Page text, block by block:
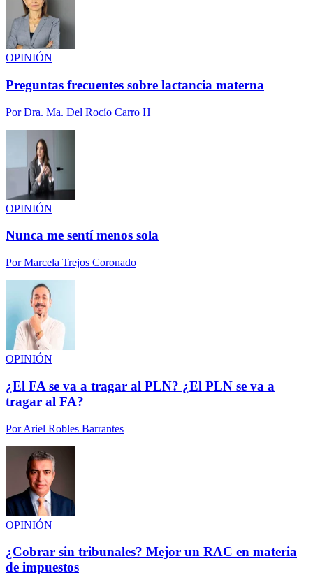
OPINIÓN
Preguntas frecuentes sobre lactancia materna
PorDra. Ma. Del Rocío Carro H
OPINIÓN
Nunca me sentí menos sola
PorMarcela Trejos Coronado
OPINIÓN
¿El FA se va a tragar al PLN? ¿El PLN se va a
tragar al FA?
PorAriel Robles Barrantes
OPINIÓN
¿Cobrar sin tribunales? Mejor un RAC en materia
de impuestos